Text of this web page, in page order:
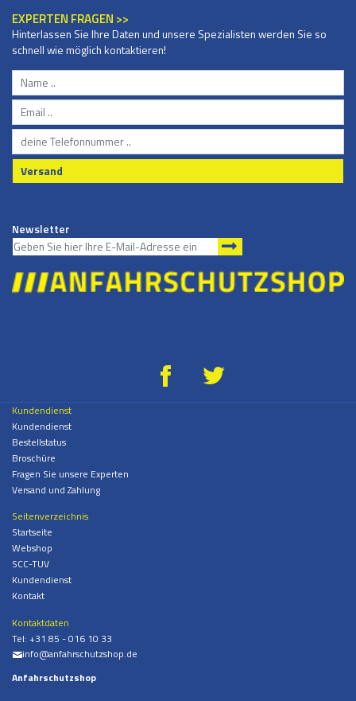
EXPERTEN FRAGEN >>
Hinterlassen Sie Ihre Daten und unsere Spezialisten werden Sie so
schnell wie möglich kontaktieren!
Versand
Newsletter
g *
Kundendienst
Kundendienst
Bestellstatus
Broschüre
Fragen Sie unsere Experten
Versand und Zahlung
Seitenverzeichnis
Startseite
Webshop
SCC-TUV
Kundendienst
Kontakt
Kontaktdaten
Tel: +31 85 - 016 10 33
%info@anfahrschutzshop.de
Anfahrschutzshop